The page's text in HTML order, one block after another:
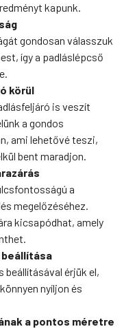
kapunk.
gondosan válasszuk
így a padláslépcső
körül
is veszít
a gondos
ami lehetővé teszi,
bent maradjon.
a
megelőzéséhez.
kicsapódhat, amely
beállítása
beállításával érjük el,
nyíljon és
a pontos méretre